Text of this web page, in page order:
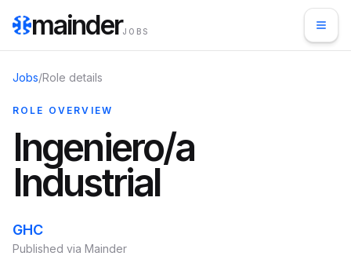
mainderJOBS
Jobs/Role details
ROLE OVERVIEW
Ingeniero/a
Industrial
GHC
Published via Mainder